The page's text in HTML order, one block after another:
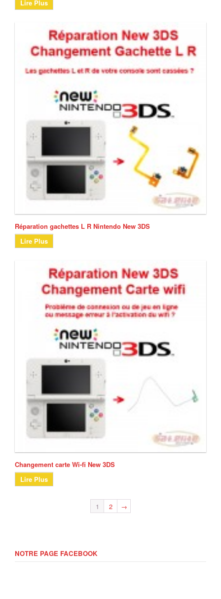
Lire Plus
Réparation gachettes L R Nintendo New 3DS
Lire Plus
Changement carte Wi-fi New 3DS
Lire Plus
1 2 →
NOTRE PAGE FACEBOOK